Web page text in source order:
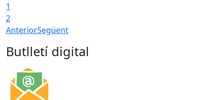
1
2
AnteriorSegüent
Butlletí digital